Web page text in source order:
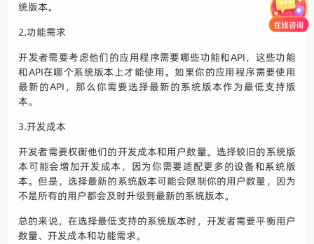
统版本。
2.功能需求
开发者需要考虑他们的应用程序需要哪些功能和API，这些功能
和API在哪个系统版本上才能使用。如果你的应用程序需要使用
最新的API，那么你需要选择最新的系统版本作为最低支持版
本。
3.开发成本
开发者需要权衡他们的开发成本和用户数量。选择较旧的系统版
本可能会增加开发成本，因为你需要适配更多的设备和系统版
本。但是，选择最新的系统版本可能会限制你的用户数量，因为
不是所有的用户都会及时升级到最新的系统版本。
总的来说，在选择最低支持的系统版本时，开发者需要平衡用户
数量、开发成本和功能需求。